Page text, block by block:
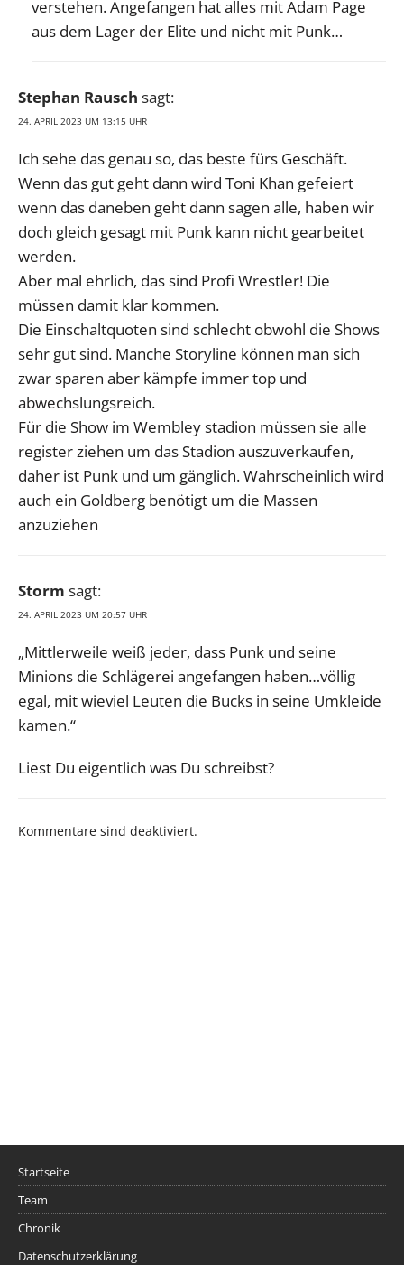
verstehen. Angefangen hat alles mit Adam Page
aus dem Lager der Elite und nicht mit Punk…
Stephan Rausch sagt:
24. APRIL 2023 UM 13:15 UHR
Ich sehe das genau so, das beste fürs Geschäft.
Wenn das gut geht dann wird Toni Khan gefeiert
wenn das daneben geht dann sagen alle, haben wir
doch gleich gesagt mit Punk kann nicht gearbeitet
werden.
Aber mal ehrlich, das sind Profi Wrestler! Die
müssen damit klar kommen.
Die Einschaltquoten sind schlecht obwohl die Shows
sehr gut sind. Manche Storyline können man sich
zwar sparen aber kämpfe immer top und
abwechslungsreich.
Für die Show im Wembley stadion müssen sie alle
register ziehen um das Stadion auszuverkaufen,
daher ist Punk und um gänglich. Wahrscheinlich wird
auch ein Goldberg benötigt um die Massen
anzuziehen
Storm sagt:
24. APRIL 2023 UM 20:57 UHR
„Mittlerweile weiß jeder, dass Punk und seine
Minions die Schlägerei angefangen haben…völlig
egal, mit wieviel Leuten die Bucks in seine Umkleide
kamen.“
Liest Du eigentlich was Du schreibst?
Kommentare sind deaktiviert.
Startseite
Team
Chronik
Datenschutzerklärung